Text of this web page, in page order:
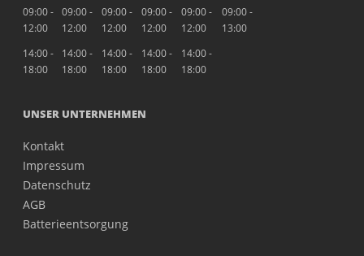
09:00 -
12:00
09:00 -
12:00
09:00 -
12:00
09:00 -
12:00
09:00 -
12:00
09:00 -
13:00
14:00 -
18:00
14:00 -
18:00
14:00 -
18:00
14:00 -
18:00
14:00 -
18:00
UNSER UNTERNEHMEN
Kontakt
Impressum
Datenschutz
AGB
Batterieentsorgung